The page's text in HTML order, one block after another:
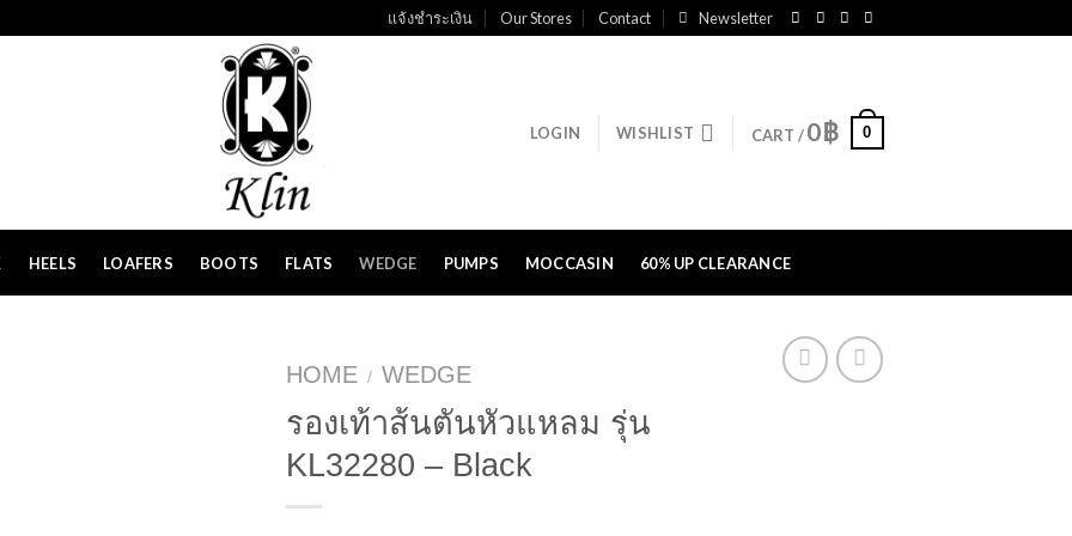
แจ้งชำระเงิน Our Stores Contact Newsletter
LOGIN WISHLIST CART /0฿ 0
HEELS LOAFERS BOOTS FLATS WEDGE PUMPS MOCCASIN 60% UP CLEARANCE
HOME / WEDGE
รองเท้าส้นตันหัวแหลม รุ่น
KL32280 – Black